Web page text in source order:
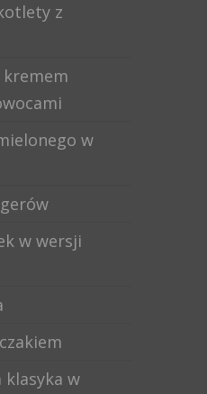
z
kremem
w
w wersji
klasyka w